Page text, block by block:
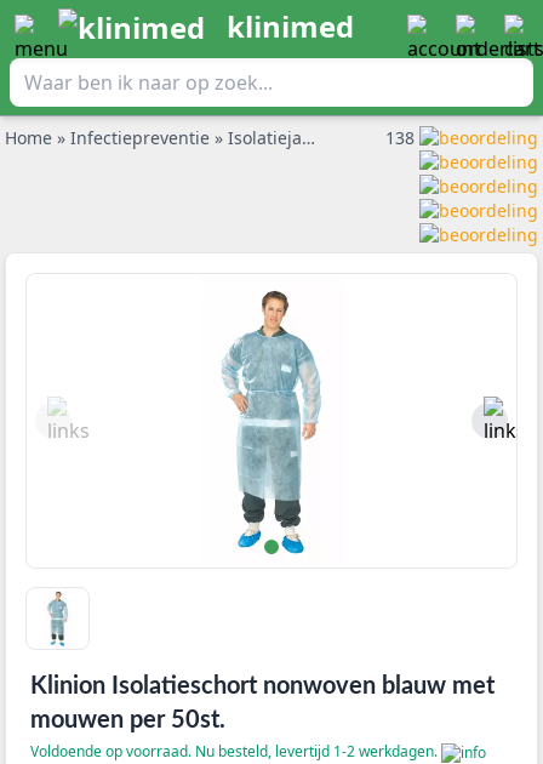
klinimed
Home » Infectiepreventie » Isolatiejassen Klinion
138
Klinion Isolatieschort nonwoven blauw met
mouwen per 50st.
Voldoende op voorraad. Nu besteld, levertijd 1-2 werkdagen.